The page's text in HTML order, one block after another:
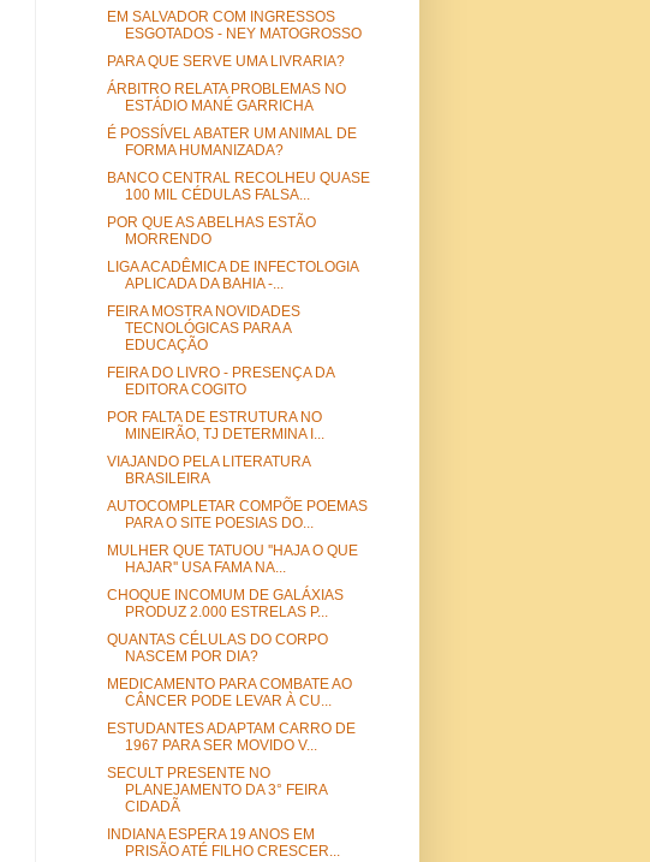
EM SALVADOR COM INGRESSOS
ESGOTADOS - NEY MATOGROSSO
PARA QUE SERVE UMA LIVRARIA?
ÁRBITRO RELATA PROBLEMAS NO
ESTÁDIO MANÉ GARRICHA
É POSSÍVEL ABATER UM ANIMAL DE
FORMA HUMANIZADA?
BANCO CENTRAL RECOLHEU QUASE
100 MIL CÉDULAS FALSA...
POR QUE AS ABELHAS ESTÃO
MORRENDO
LIGA ACADÊMICA DE INFECTOLOGIA
APLICADA DA BAHIA -...
FEIRA MOSTRA NOVIDADES
TECNOLÓGICAS PARA A
EDUCAÇÃO
FEIRA DO LIVRO - PRESENÇA DA
EDITORA COGITO
POR FALTA DE ESTRUTURA NO
MINEIRÃO, TJ DETERMINA I...
VIAJANDO PELA LITERATURA
BRASILEIRA
AUTOCOMPLETAR COMPÕE POEMAS
PARA O SITE POESIAS DO...
MULHER QUE TATUOU ''HAJA O QUE
HAJAR'' USA FAMA NA...
CHOQUE INCOMUM DE GALÁXIAS
PRODUZ 2.000 ESTRELAS P...
QUANTAS CÉLULAS DO CORPO
NASCEM POR DIA?
MEDICAMENTO PARA COMBATE AO
CÂNCER PODE LEVAR À CU...
ESTUDANTES ADAPTAM CARRO DE
1967 PARA SER MOVIDO V...
SECULT PRESENTE NO
PLANEJAMENTO DA 3° FEIRA
CIDADÃ
INDIANA ESPERA 19 ANOS EM
PRISÃO ATÉ FILHO CRESCER...